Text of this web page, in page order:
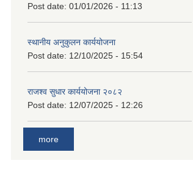
Post date: 01/01/2026 - 11:13
स्थानीय अनुकुलन कार्ययोजना
Post date: 12/10/2025 - 15:54
राजश्व सुधार कार्ययोजना २०८२
Post date: 12/07/2025 - 12:26
more